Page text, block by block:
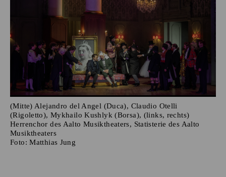
(Mitte) Alejandro del Angel (Duca), Claudio Otelli
(Rigoletto), Mykhailo Kushlyk (Borsa), (links, rechts)
Herrenchor des Aalto Musiktheaters, Statisterie des Aalto
Musiktheaters
Foto: Matthias Jung